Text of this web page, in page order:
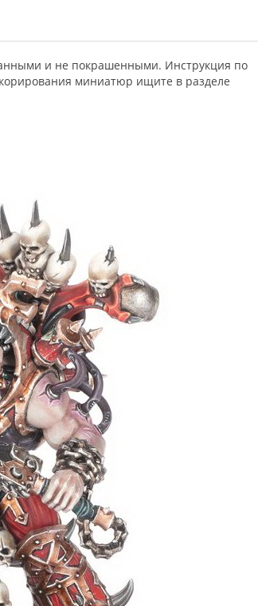
и не покрашенными. Инструкция по
миниатюр ищите в разделе